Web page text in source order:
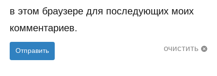
в этом браузере для последующих моих
комментариев.
очистить
Отправить